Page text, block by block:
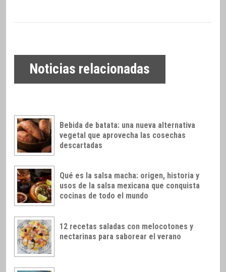
Noticias relacionadas
Bebida de batata: una nueva alternativa
vegetal que aprovecha las cosechas
descartadas
Qué es la salsa macha: origen, historia y
usos de la salsa mexicana que conquista
cocinas de todo el mundo
12 recetas saladas con melocotones y
nectarinas para saborear el verano